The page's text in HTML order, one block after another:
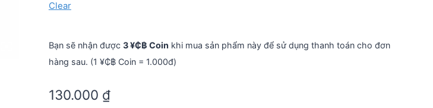
Clear
Bạn sẽ nhận được 3 ¥₵฿ Coin khi mua sản phẩm này để sử dụng thanh toán cho đơn
hàng sau. (1 ¥₵฿ Coin = 1.000đ)
130.000 ₫